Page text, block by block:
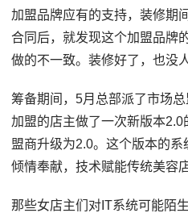
加盟品牌应有的支持，装修期
合同后，就发现这个加盟品牌
做的不一致。装修好了，也没
筹备期间，5月总部派了市场
加盟的店主做了一次新版本
盟商升级为2.0。这个版本的系
倾情奉献，技术赋能传统美容店
那些女店主们对IT系统可能陌